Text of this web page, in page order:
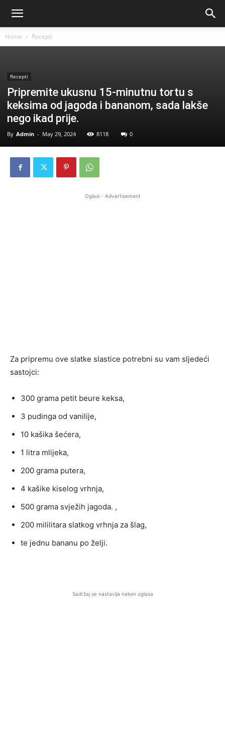
Home Recepti
Recepti
Pripremite ukusnu 15-minutnu tortu s
keksima od jagoda i bananom, sada lakše
nego ikad prije.
By Admin - May 29, 2024 8118 0
Oglasi - Advertisement
Za pripremu ove slatke slastice potrebni su vam sljedeći
sastojci:
300 grama petit beure keksa,
3 pudinga od vanilije,
10 kašika šećera,
1 litra mlijeka,
200 grama putera,
4 kašike kiselog vrhnja,
500 grama svježih jagoda. ,
200 mililitara slatkog vrhnja za šlag,
te jednu bananu po želji.
Sadržaj se nastavlja nakon oglasa